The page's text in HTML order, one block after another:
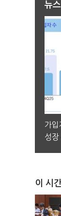
뉴
가입
성장
이 시